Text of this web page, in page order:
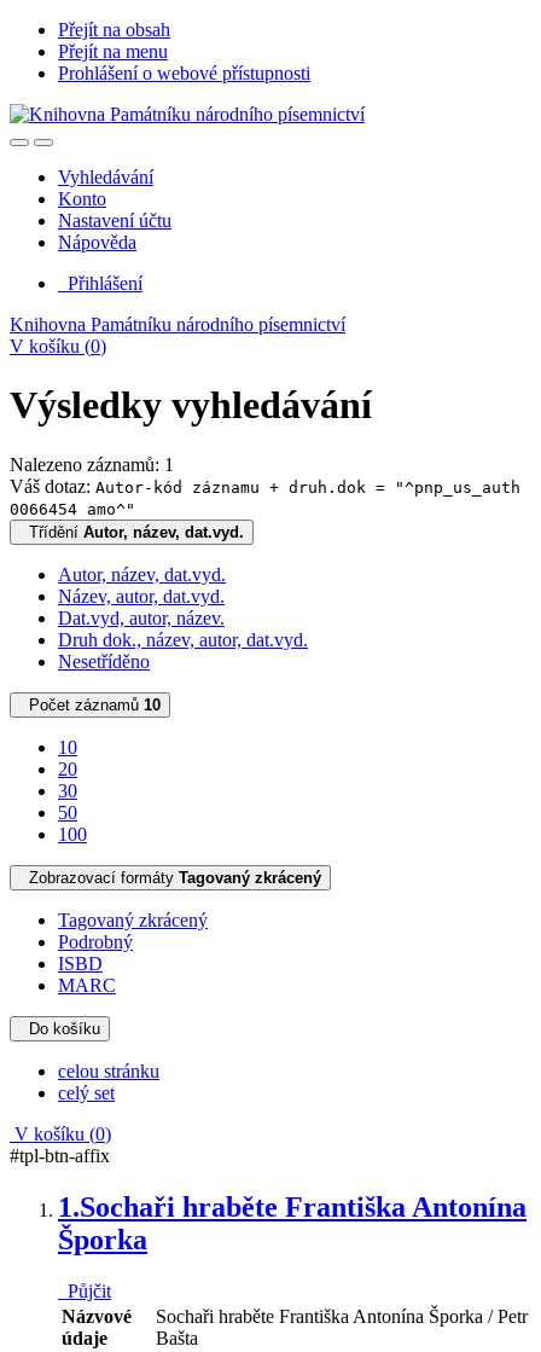
Přejít na obsah
Přejít na menu
Prohlášení o webové přístupnosti
Vyhledávání
Konto
Nastavení účtu
Nápověda
Přihlášení
Knihovna Památníku národního písemnictví
V košíku (0)
Výsledky vyhledávání
Nalezeno záznamů: 1
Váš dotaz: Autor-kód záznamu + druh.dok = "^pnp_us_auth
0066454 amo^"
Třídění Autor, název, dat.vyd.
Autor, název, dat.vyd.
Název, autor, dat.vyd.
Dat.vyd, autor, název.
Druh dok., název, autor, dat.vyd.
Nesetříděno
Počet záznamů 10
10
20
30
50
100
Zobrazovací formáty Tagovaný zkrácený
Tagovaný zkrácený
Podrobný
ISBD
MARC
Do košíku
celou stránku
celý set
V košíku (0)
#tpl-btn-affix
1.Sochaři hraběte Františka Antonína
Šporka
Půjčit
Názvové
údaje
Sochaři hraběte Františka Antonína Šporka / Petr
Bašta